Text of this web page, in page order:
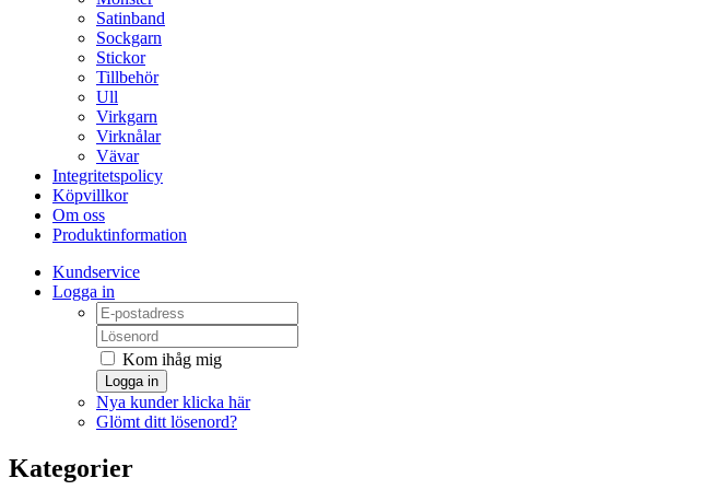
Satinband
Sockgarn
Stickor
Tillbehör
Ull
Virkgarn
Virknålar
Vävar
Integritetspolicy
Köpvillkor
Om oss
Produktinformation
Kundservice
Logga in
Kom ihåg mig
Logga in
Nya kunder klicka här
Glömt ditt lösenord?
Kategorier